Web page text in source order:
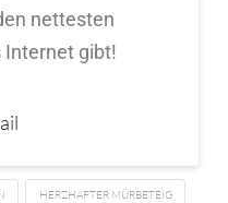
nettesten
Internet gibt!
HERZHAFTER MÜRBETEIG